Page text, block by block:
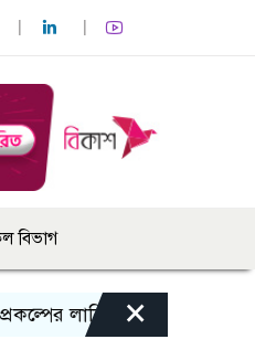
বিভাগ
লার্নিং শেয়ারিং কর্মশালা
×